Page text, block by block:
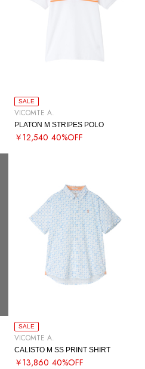
SALE
VICOMTE A.
PLATON M STRIPES POLO
￥12,540 40%OFF
SALE
VICOMTE A.
CALISTO M SS PRINT SHIRT
￥13,860 40%OFF